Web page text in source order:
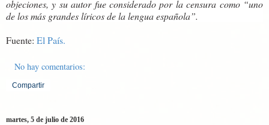
objeciones, y su autor fue considerado por la censura como “uno
de los más grandes líricos de la lengua española”.
Fuente: El País.
No hay comentarios:
Compartir
martes, 5 de julio de 2016